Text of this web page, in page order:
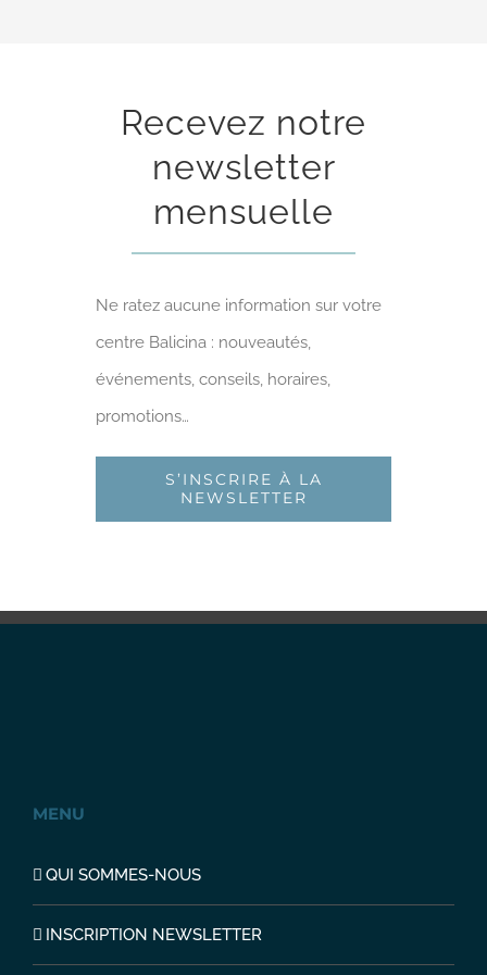
Recevez notre
newsletter
mensuelle
Ne ratez aucune information sur votre
centre Balicina : nouveautés,
événements, conseils, horaires,
promotions…
S’INSCRIRE À LA
NEWSLETTER
MENU
QUI SOMMES-NOUS
INSCRIPTION NEWSLETTER